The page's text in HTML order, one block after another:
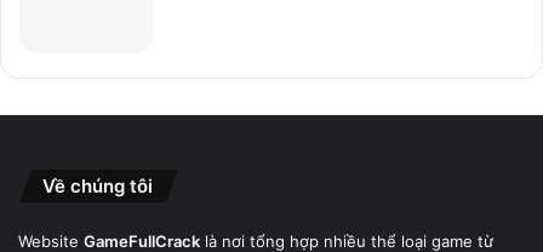
Về chúng tôi
Website GameFullCrack là nơi tổng hợp nhiều thể loại game từ